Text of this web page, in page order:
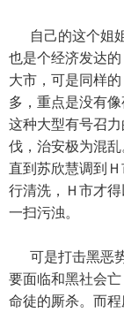
自己的这个姐姐
也是个经济发达的
大市，可是同样
多，重点是没有像
这种大型有号召
伐，治安极为混乱
直到苏欣慧调到
行清洗，Ｈ市才得
一扫污浊。
可是打击黑恶势
要面临和黑社会亡
命徒的厮杀。而